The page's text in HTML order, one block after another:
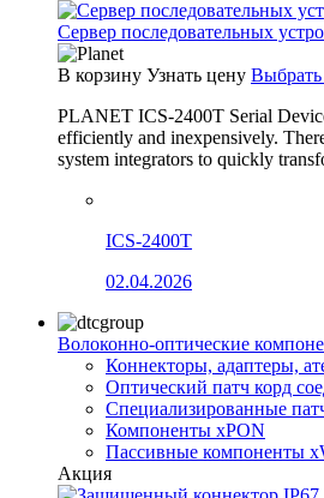
Сервер последовательных
В корзину Узнать цену
PLANET ICS-2400T Serial
efficiently and inexpensively.
system integrators to quickly
ICS-2400T
02.04.2026
Волоконно-оптические
Коннекторы, адаптеры,
Оптический патч корд
Специализированные
Компоненты xPON
Пассивные компоненты
Акция